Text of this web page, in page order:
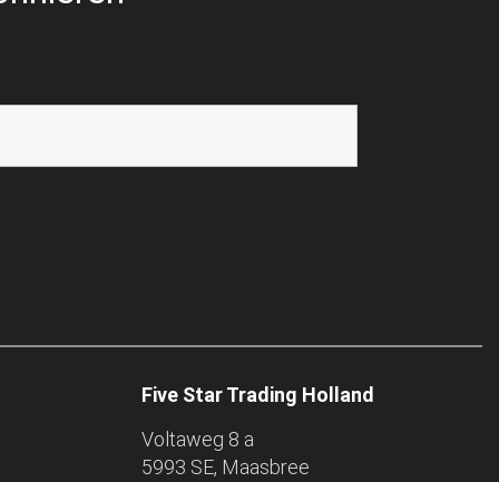
Five Star Trading Holland
Voltaweg 8 a
5993 SE, Maasbree